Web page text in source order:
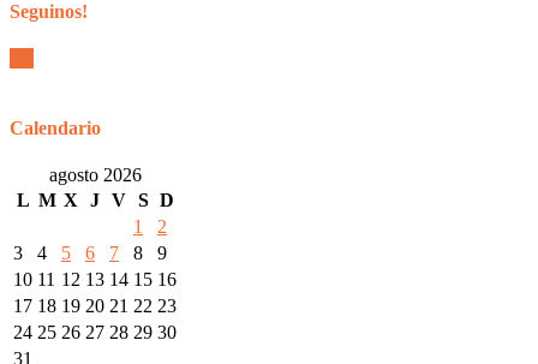
Seguinos!
Calendario
agosto 2026
L M X J V S D
1
2
3
4 5 6 7 8
9
10 11 12 13 14 15 16
17 18 19 20 21 22 23
24 25 26 27 28 29 30
31